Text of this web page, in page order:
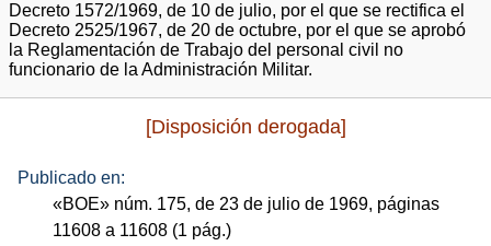
Decreto 1572/1969, de 10 de julio, por el que se rectifica el
Decreto 2525/1967, de 20 de octubre, por el que se aprobó
la Reglamentación de Trabajo del personal civil no
funcionario de la Administración Militar.
[Disposición derogada]
Publicado en:
«BOE» núm. 175, de 23 de julio de 1969, páginas
11608 a 11608 (1 pág.)